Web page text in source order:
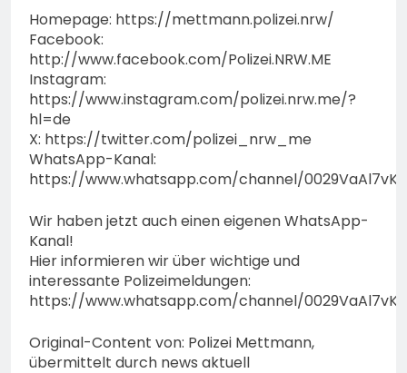
Homepage: https://mettmann.polizei.nrw/
Facebook:
http://www.facebook.com/Polizei.NRW.ME
Instagram:
https://www.instagram.com/polizei.nrw.me/?
hl=de
X: https://twitter.com/polizei_nrw_me
WhatsApp-Kanal:
https://www.whatsapp.com/channel/
Wir haben jetzt auch einen eigenen WhatsApp-
Kanal!
Hier informieren wir über wichtige und
interessante Polizeimeldungen:
https://www.whatsapp.com/channel/
Original-Content von: Polizei Mettmann,
übermittelt durch news aktuell